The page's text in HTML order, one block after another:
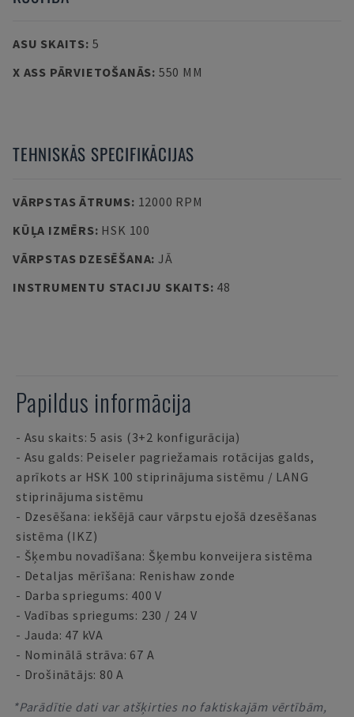
ASU SKAITS: 5
X ASS PĀRVIETOŠANĀS: 550 MM
TEHNISKĀS SPECIFIKĀCIJAS
VĀRPSTAS ĀTRUMS: 12000 RPM
KŪĻA IZMĒRS: HSK 100
VĀRPSTAS DZESĒŠANA: JĀ
INSTRUMENTU STACIJU SKAITS: 48
Papildus informācija
- Asu skaits: 5 asis (3+2 konfigurācija)
- Asu galds: Peiseler pagriežamais rotācijas galds,
aprīkots ar HSK 100 stiprinājuma sistēmu / LANG
stiprinājuma sistēmu
- Dzesēšana: iekšējā caur vārpstu ejošā dzesēšanas
sistēma (IKZ)
- Šķembu novadīšana: Šķembu konveijera sistēma
- Detaljas mērīšana: Renishaw zonde
- Darba spriegums: 400 V
- Vadības spriegums: 230 / 24 V
- Jauda: 47 kVA
- Nominālā strāva: 67 A
- Drošinātājs: 80 A
*Parādītie dati var atšķirties no faktiskajām vērtībām,